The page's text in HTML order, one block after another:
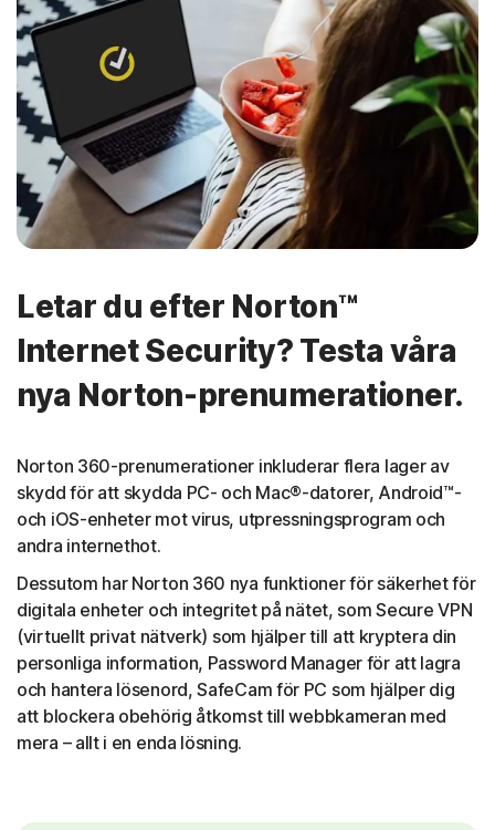
Letar du efter Norton™
Internet Security? Testa våra
nya Norton-prenumerationer.
Norton 360-prenumerationer inkluderar flera lager av
skydd för att skydda PC- och Mac®-datorer, Android™-
och iOS-enheter mot virus, utpressningsprogram och
andra internethot.
Dessutom har Norton 360 nya funktioner för säkerhet för
digitala enheter och integritet på nätet, som Secure VPN
(virtuellt privat nätverk) som hjälper till att kryptera din
personliga information, Password Manager för att lagra
och hantera lösenord, SafeCam för PC som hjälper dig
att blockera obehörig åtkomst till webbkameran med
mera – allt i en enda lösning.